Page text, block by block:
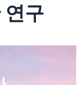
연구